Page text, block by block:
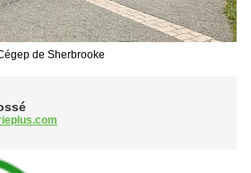
de Sherbrooke